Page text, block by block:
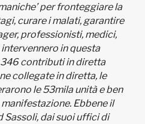
per fronteggiare la
curare i malati, garantire
professionisti, medici,
in questa
contributi in diretta
collegate in diretta, le
le 53mila unità e ben
Ebbene il
dai suoi uffici di